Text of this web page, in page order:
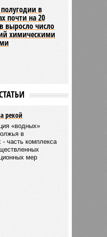
в
почти на 20
выросло число
химическими
рекой
«водных»
в
- часть комплекса
мер